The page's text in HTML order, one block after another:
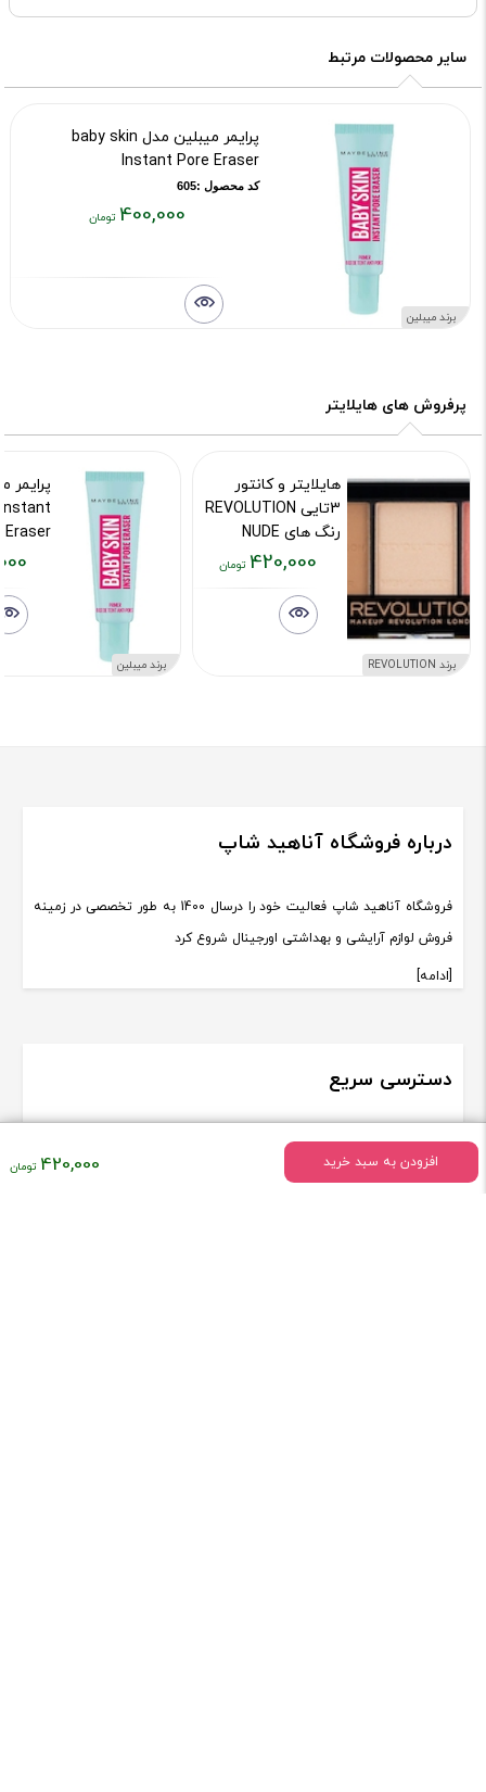
افزودن به سبد خرید 420,000
سایر محصولات مرتبط
برند میبلین
پرایمر میبلین مدل baby skin
Instant Pore Eraser
کد محصول :605
400,000
۴۰۰,۰۰۰
پرفروش های هایلایتر
برند REVOLUTION
هایلایتر و کانتور
3تایی REVOLUTION
رنگ های NUDE
کد محصول :609
420,000
قیمت
فعلی:
۴۲۰,۰۰۰
برند میبلین
پرایمر
Eraser
کد محصول
فعلی:
فعلی:
درباره فروشگاه آناهید شاپ
فروشگاه آناهید شاپ فعالیت خود را درسال 1400 به طور تخصصی در زمینه
فروش لوازم آرایشی و بهداشتی اورجینال شروع کرد
[ادامه]
دسترسی سریع
درباره ما
شرایط مرجوع کردن اجناس